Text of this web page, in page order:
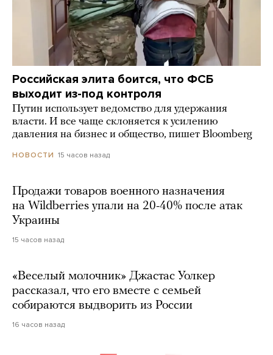
Российская элита боится, что ФСБ
выходит из-под контроля
Путин использует ведомство для удержания
власти. И все чаще склоняется к усилению
давления на бизнес и общество, пишет Bloomberg
НОВОСТИ 15 часов назад
Продажи товаров военного назначения
на Wildberries упали на 20-40% после атак
Украины
15 часов назад
«Веселый молочник» Джастас Уолкер
рассказал, что его вместе с семьей
собираются выдворить из России
16 часов назад